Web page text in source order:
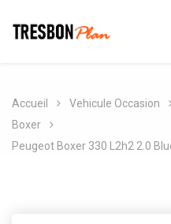
Accueil Vehicule Occasion
Boxer
Peugeot Boxer 330 L2h2 2.0